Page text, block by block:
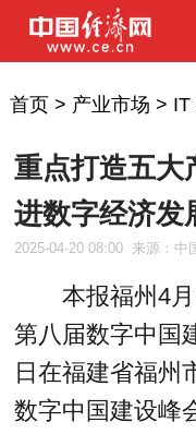
首页> 产业市场 > IT
重点打造五大
进数字经济发
2025-04-20 08:00 来源：中
本报福州4月
第八届数字中国
日在福建省福州
数字中国建设峰